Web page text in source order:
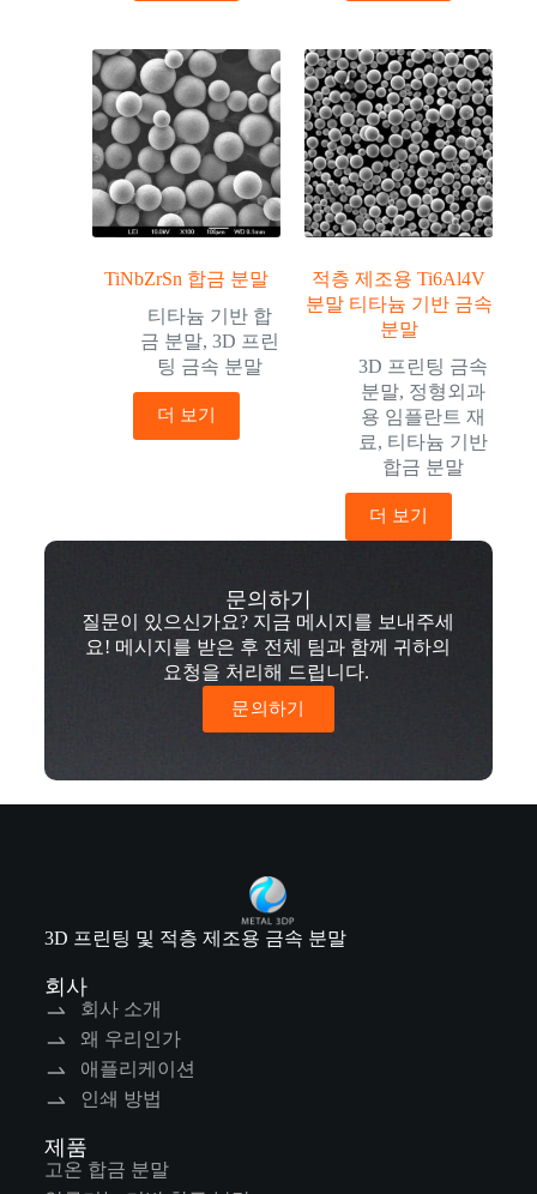
TiNbZrSn 합금 분말
티타늄 기반 합
금 분말,3D 프린
팅 금속 분말
더 보기
적층 제조용 Ti6Al4V
분말 티타늄 기반 금속
분말
3D 프린팅 금속
분말, 정형외과
용 임플란트 재
료, 티타늄 기반
합금 분말
더 보기
문의하기
질문이 있으신가요? 지금 메시지를 보내주세
요! 메시지를 받은 후 전체 팀과 함께 귀하의
요청을 처리해 드립니다.
문의하기
3D 프린팅 및 적층 제조용 금속 분말
회사
회사 소개
왜 우리인가
애플리케이션
인쇄 방법
제품
고온 합금 분말